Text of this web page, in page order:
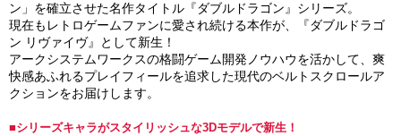
ン」を確立させた名作タイトル『ダブルドラゴン』シリーズ。
現在もレトロゲームファンに愛され続ける本作が、『ダブルドラゴ
ン リヴァイヴ』として新生！
アークシステムワークスの格闘ゲーム開発ノウハウを活かして、爽
快感あふれるプレイフィールを追求した現代のベルトスクロールア
クションをお届けします。
■シリーズキャラがスタイリッシュな3Dモデルで新生！